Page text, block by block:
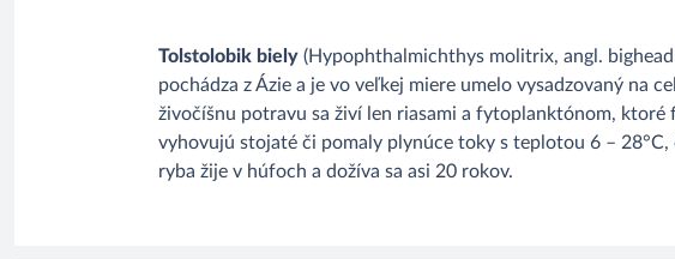
Tolstolobik biely (Hypophthalmichthys molitrix, angl.
pochádza z Ázie a je vo veľkej miere umelo vysadzovaný na
živočíšnu potravu sa živí len riasami a fytoplanktónom,
vyhovujú stojaté či pomaly plynúce toky s teplotou 6 –
ryba žije v húfoch a dožíva sa asi 20 rokov.